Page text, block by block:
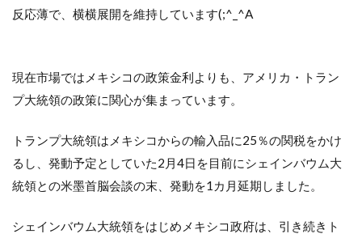
反応薄で、横横展開を維持しています(;^_^A
現在市場ではメキシコの政策金利よりも、アメリカ・トラン
プ大統領の政策に関心が集まっています。
トランプ大統領はメキシコからの輸入品に25％の関税をかけ
るし、発動予定としていた2月4日を目前にシェインバウム大
統領との米墨首脳会談の末、発動を1カ月延期しました。
シェインバウム大統領をはじめメキシコ政府は、引き続きト